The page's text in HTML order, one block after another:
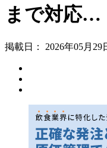
まで対応…
掲載日： 2026年05月